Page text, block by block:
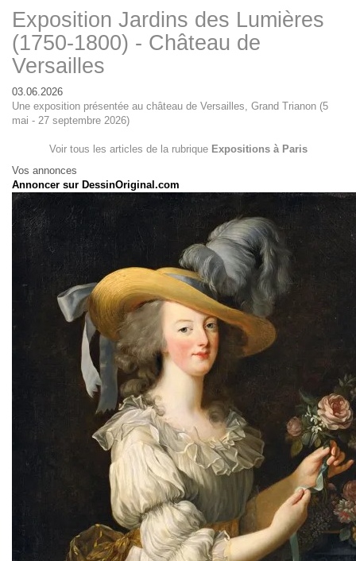
Exposition Jardins des Lumières
(1750-1800) - Château de
Versailles
03.06.2026
Une exposition présentée au château de Versailles, Grand Trianon (5
mai - 27 septembre 2026)
Voir tous les articles de la rubrique Expositions à Paris
Vos annonces
Annoncer sur DessinOriginal.com